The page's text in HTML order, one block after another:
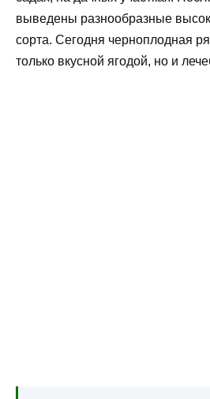
выведены разнообразные
сорта. Сегодня черноплодная
только вкусной ягодой, но и